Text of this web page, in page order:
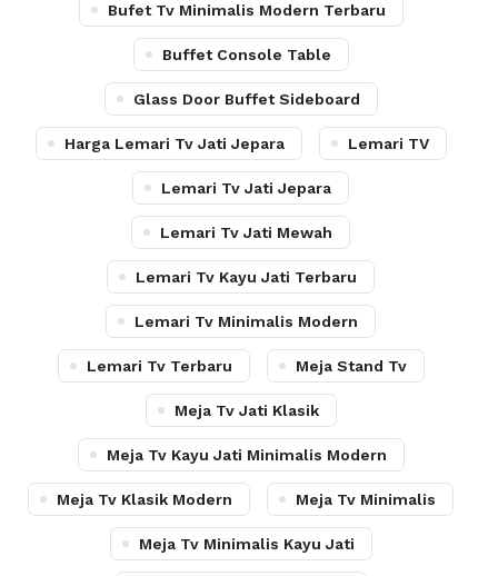
Bufet Tv Minimalis Modern Terbaru
Buffet Console Table
Glass Door Buffet Sideboard
Harga Lemari Tv Jati Jepara Lemari TV
Lemari Tv Jati Jepara
Lemari Tv Jati Mewah
Lemari Tv Kayu Jati Terbaru
Lemari Tv Minimalis Modern
Lemari Tv Terbaru Meja Stand Tv
Meja Tv Jati Klasik
Meja Tv Kayu Jati Minimalis Modern
Meja Tv Klasik Modern Meja Tv Minimalis
Meja Tv Minimalis Kayu Jati